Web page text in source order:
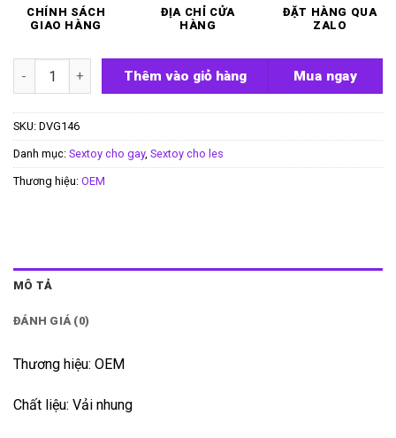
CHÍNH SÁCH
GIAO HÀNG
ĐỊA CHỈ CỬA
HÀNG
ĐẶT HÀNG QUA
ZALO
Quần dây đeo dương vật Harnais số lượng
Thêm vào giỏ hàng Mua ngay
SKU: DVG146
Danh mục: Sextoy cho gay, Sextoy cho les
Thương hiệu: OEM
MÔ TẢ
ĐÁNH GIÁ (0)
Thương hiệu: OEM
Chất liệu: Vải nhung